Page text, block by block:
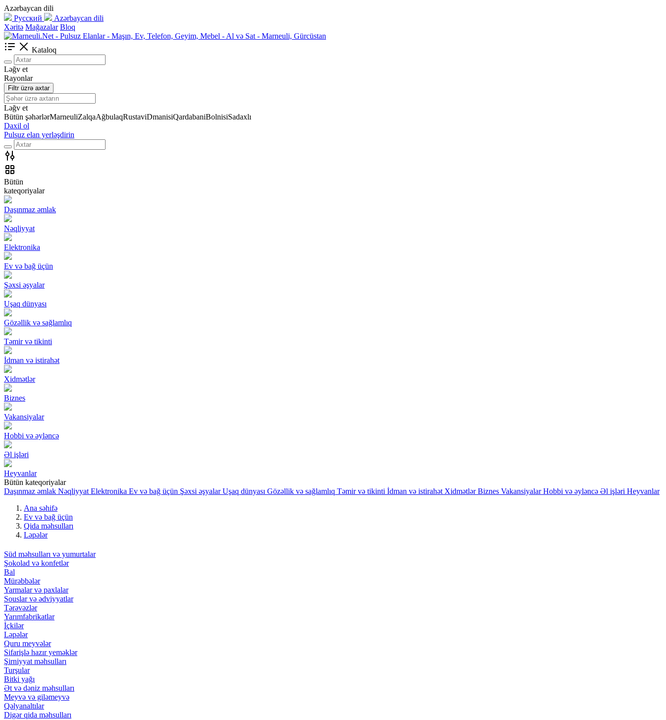
Azərbaycan dili
Русский
Azərbaycan dili
Xəritə Mağazalar Bloq
Kataloq
Ləğv et
Rayonlar
Filtr üzrə axtar
Ləğv et
Bütün şəhərlərMarneuliZalqaAğbulaqRustaviDmanisiQardabaniBolnisiSadaxlı
Daxil ol
Pulsuz elan yerləşdirin
Bütün
kateqoriyalar
Daşınmaz əmlak
Nəqliyyat
Elektronika
Ev və bağ üçün
Şəxsi əşyalar
Uşaq dünyası
Gözəllik və sağlamlıq
Təmir və tikinti
İdman və istirahət
Xidmətlər
Biznes
Vakansiyalar
Hobbi və əyləncə
Əl işləri
Heyvanlar
Bütün kateqoriyalar
Daşınmaz əmlak Nəqliyyat Elektronika Ev və bağ üçün Şəxsi əşyalar Uşaq dünyası Gözəllik və sağlamlıq Təmir və tikinti İdman və istirahət Xidmətlər Biznes Vakansiyalar Hobbi və əyləncə Əl işləri Heyvanlar
Ana səhifə
Ev və bağ üçün
Qida məhsulları
Ləpələr
Süd məhsulları və yumurtalar
Şokolad və konfetlər
Bal
Mürəbbələr
Yarmalar və paxlalar
Souslar və ədviyyatlar
Tərəvəzlər
Yarımfabrikatlar
İçkilər
Ləpələr
Quru meyvələr
Sifarişlə hazır yeməklər
Şirniyyat məhsulları
Turşular
Bitki yağı
Ət və dəniz məhsulları
Meyvə və giləmeyvə
Qəlyanaltılar
Digər qida məhsulları